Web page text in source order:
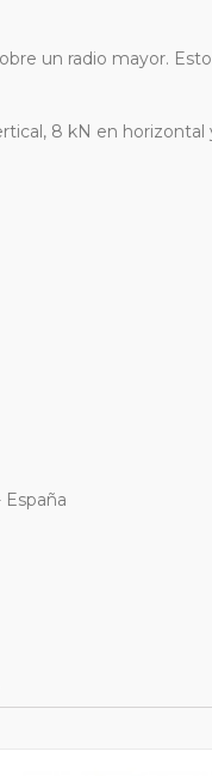
un radio mayor.
8 kN en